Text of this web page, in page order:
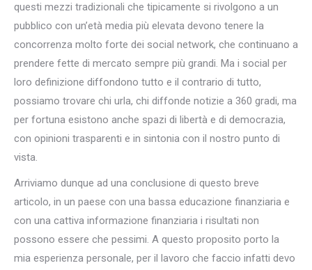
questi mezzi tradizionali che tipicamente si rivolgono a un
pubblico con un’età media più elevata devono tenere la
concorrenza molto forte dei social network, che continuano a
prendere fette di mercato sempre più grandi. Ma i social per
loro definizione diffondono tutto e il contrario di tutto,
possiamo trovare chi urla, chi diffonde notizie a 360 gradi, ma
per fortuna esistono anche spazi di libertà e di democrazia,
con opinioni trasparenti e in sintonia con il nostro punto di
vista.
Arriviamo dunque ad una conclusione di questo breve
articolo, in un paese con una bassa educazione finanziaria e
con una cattiva informazione finanziaria i risultati non
possono essere che pessimi. A questo proposito porto la
mia esperienza personale, per il lavoro che faccio infatti devo